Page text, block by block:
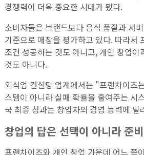
경쟁력이 더욱 중요한 시대가 됐다.
소비자들은 브랜드보다 음식 품질과 서
기준으로 매장을 평가하고 있다. 따라서
조건 성공하는 것도 아니고, 개인 창업이
것도 아니다.
외식업 컨설팅 업계에서는 "프랜차이즈
스템이 아니라 실패 확률을 줄여주는 시
국 최종 성과는 창업자의 경영 능력에 달
창업의 답은 선택이 아니라 준비
프랜차이즈와 개인 창업 가운데 어느 쪽